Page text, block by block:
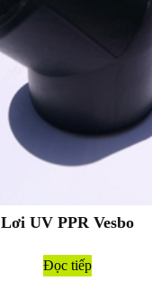
Lơi UV PPR Vesbo
Đọc tiếp